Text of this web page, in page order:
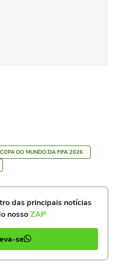
COPA DO MUNDO DA FIFA 2026
das principais notícias
nossoZAP
se